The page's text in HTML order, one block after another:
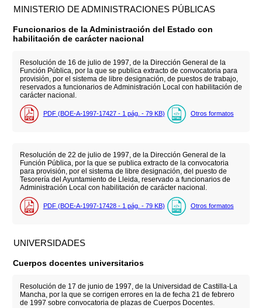
MINISTERIO DE ADMINISTRACIONES PÚBLICAS
Funcionarios de la Administración del Estado con
habilitación de carácter nacional
Resolución de 16 de julio de 1997, de la Dirección General de la
Función Pública, por la que se publica extracto de convocatoria para
provisión, por el sistema de libre designación, de puestos de trabajo,
reservados a funcionarios de Administración Local con habilitación de
carácter nacional.
PDF (BOE-A-1997-17427 - 1 pág. - 79 KB) Otros formatos
Resolución de 22 de julio de 1997, de la Dirección General de la
Función Pública, por la que se publica extracto de la convocatoria
para provisión, por el sistema de libre designación, del puesto de
Tesorería del Ayuntamiento de Lleida, reservado a funcionarios de
Administración Local con habilitación de carácter nacional.
PDF (BOE-A-1997-17428 - 1 pág. - 79 KB) Otros formatos
UNIVERSIDADES
Cuerpos docentes universitarios
Resolución de 17 de junio de 1997, de la Universidad de Castilla-La
Mancha, por la que se corrigen errores en la de fecha 21 de febrero
de 1997 sobre convocatoria de plazas de Cuerpos Docentes.